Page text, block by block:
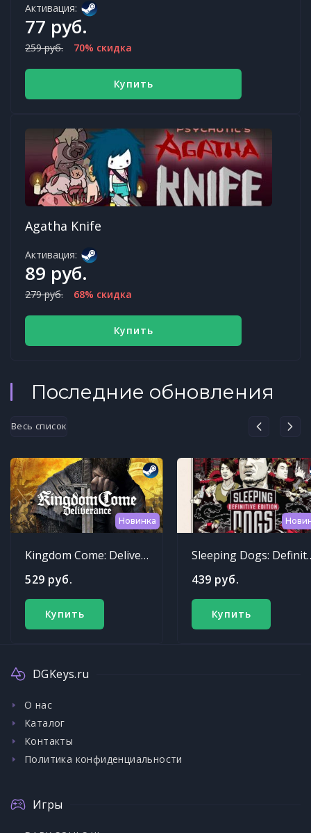
Активация:
77 руб.
259 руб. 70% скидка
Купить
Agatha Knife
Активация:
89 руб.
279 руб. 68% скидка
Купить
Последние обновления
Весь список
Новинка
Kingdom Come: Deliverance
529 руб.
Купить
Sleeping
439 руб.
Купить
DGKeys.ru
О нас
Каталог
Контакты
Политика конфиденциальности
Игры